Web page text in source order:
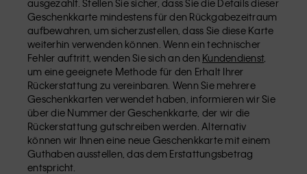
ausgezahlt. Stellen Sie sicher, dass Sie die Details dieser
Geschenkkarte mindestens für den Rückgabezeitraum
aufbewahren, um sicherzustellen, dass Sie diese Karte
weiterhin verwenden können. Wenn ein technischer
Fehler auftritt, wenden Sie sich an den Kundendienst,
um eine geeignete Methode für den Erhalt Ihrer
Rückerstattung zu vereinbaren. Wenn Sie mehrere
Geschenkkarten verwendet haben, informieren wir Sie
über die Nummer der Geschenkkarte, der wir die
Rückerstattung gutschreiben werden. Alternativ
können wir Ihnen eine neue Geschenkkarte mit einem
Guthaben ausstellen, das dem Erstattungsbetrag
entspricht.